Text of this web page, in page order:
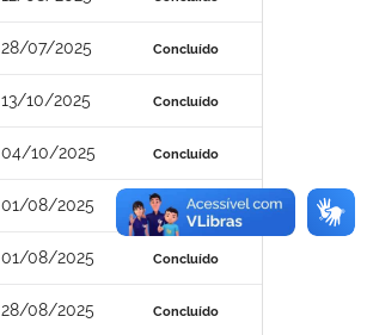
28/07/2025 Concluído
13/10/2025 Concluído
04/10/2025 Concluído
01/08/2025 Concluído
01/08/2025 Concluído
28/08/2025 Concluído